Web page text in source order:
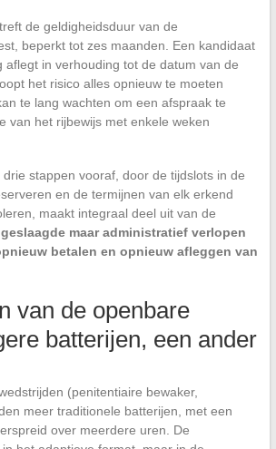
de geldigheidsduur van de
beperkt tot zes maanden. Een kandidaat
aflegt in verhouding tot de datum van de
het risico alles opnieuw te moeten
te lang wachten om een afspraak te
van het rijbewijs met enkele weken
stappen vooraf, door de tijdslots in de
en de termijnen van elk erkend
maakt integraal deel uit van de
geslaagde maar administratief verlopen
betalen en opnieuw afleggen van
van de openbare
batterijen, een ander
(penitentiaire bewaker,
meer traditionele batterijen, met een
over meerdere uren. De